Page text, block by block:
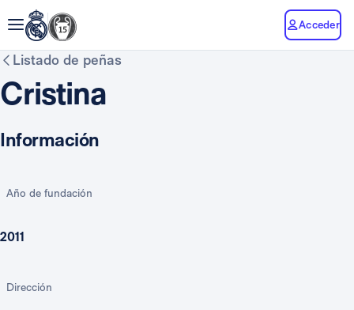
Acceder
Listado de peñas
Cristina
Información
Año de fundación
2011
Dirección